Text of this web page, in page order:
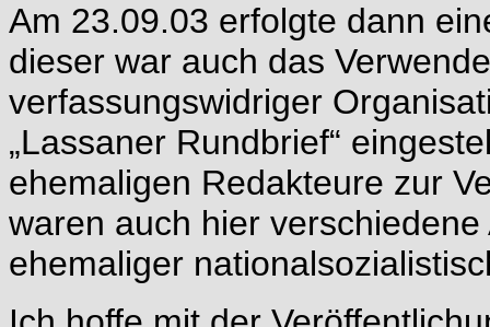
Am 23.09.03 erfolgte dann
dieser war auch das
verfassungswidriger
„Lassaner Rundbrief“
ehemaligen Redakteure zur
waren auch hier
ehemaliger